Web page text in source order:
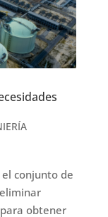
conjunto de
obtener